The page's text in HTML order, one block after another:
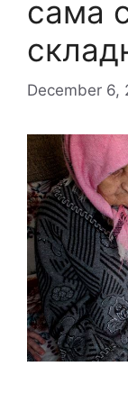
сама
December 6,